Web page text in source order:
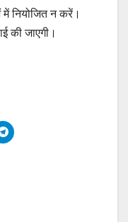
नियोजित न करें।
की जाएगी।